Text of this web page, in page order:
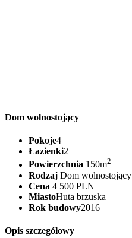
Dom wolnostojący
Pokoje4
Łazienki2
Powierzchnia 150m2
Rodzaj Dom wolnostojący
Cena 4 500 PLN
MiastoHuta brzuska
Rok budowy2016
Opis szczegółowy